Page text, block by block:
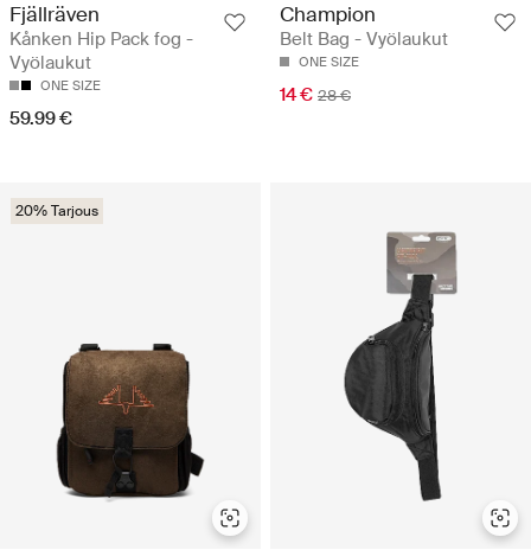
Fjällräven
Kånken Hip Pack fog -
Vyölaukut
ONE SIZE
59.99 €
Champion
Belt Bag - Vyölaukut
ONE SIZE
14 € 28 €
20% Tarjous